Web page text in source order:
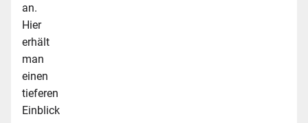
an.
Hier
erhält
man
einen
tieferen
Einblick